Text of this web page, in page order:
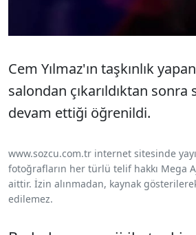
Cem Yılmaz'ın taşkınlık
salondan çıkarıldıktan sonra
devam ettiği öğrenildi.
www.sozcu.com.tr internet sitesinde
fotoğrafların her türlü telif hakkı Mega
aittir. İzin alınmadan, kaynak
edilemez.